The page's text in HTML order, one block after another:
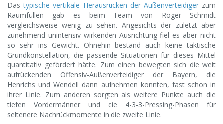
Dastypische vertikale Herausrücken der Außenverteidigerzum
Raumfüllen gab es beim Team von Roger Schmidt
vergleichsweise wenig zu sehen. Angesichts der zuletzt aber
zunehmend unintensiv wirkenden Ausrichtung fiel es aber nicht
so sehr ins Gewicht. Ohnehin bestand auch keine taktische
Grundkonstellation, die passende Situationen für dieses Mittel
quantitativ gefördert hätte. Zum einen bewegten sich die weit
aufrückenden Offensiv-Außenverteidiger der Bayern, die
Henrichs und Wendell dann aufnehmen konnten, fast schon in
ihrer Linie. Zum anderen sorgten als weitere Punkte auch die
tiefen Vordermänner und die 4-3-3-Pressing-Phasen für
seltenere Nachrückmomente in die zweite Linie.